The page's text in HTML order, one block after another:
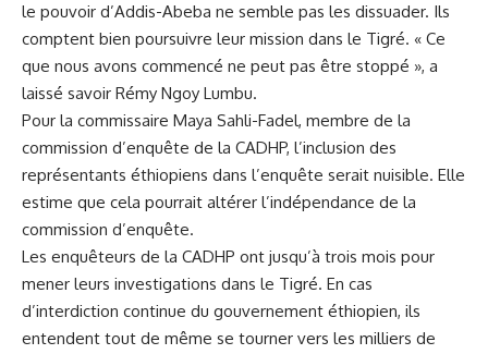
le pouvoir d’Addis-Abeba ne semble pas les dissuader. Ils
comptent bien poursuivre leur mission dans le Tigré. « Ce
que nous avons commencé ne peut pas être stoppé », a
laissé savoir Rémy Ngoy Lumbu.
Pour la commissaire Maya Sahli-Fadel, membre de la
commission d’enquête de la CADHP, l’inclusion des
représentants éthiopiens dans l’enquête serait nuisible. Elle
estime que cela pourrait altérer l’indépendance de la
commission d’enquête.
Les enquêteurs de la CADHP ont jusqu’à trois mois pour
mener leurs investigations dans le Tigré. En cas
d’interdiction continue du gouvernement éthiopien, ils
entendent tout de même se tourner vers les milliers de